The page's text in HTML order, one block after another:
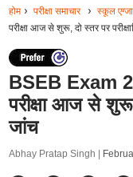
होम परीक्षा समाचार स्कूल
परीक्षा आज से शुरू, दो स्तर पर
BSEB Exam
परीक्षा आज से शुरू,
जांच
Abhay Pratap Singh |